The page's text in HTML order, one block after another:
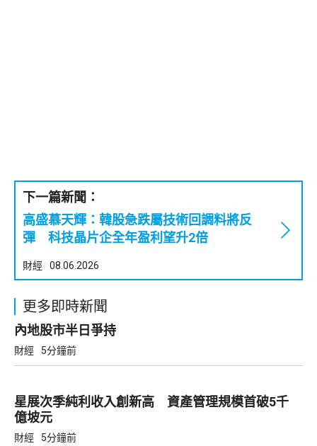
下一篇新聞：
高盛慕天輝：韓股急跌屬技術回調料將反
彈 科技晶片企全年盈利望升2倍
財經 08.06.2026
更多即時新聞
內地股市半日爭持
財經 5分鐘前
星展次季純利收入創新高 資產管理規模首破5千
億坡元
財經 5分鐘前